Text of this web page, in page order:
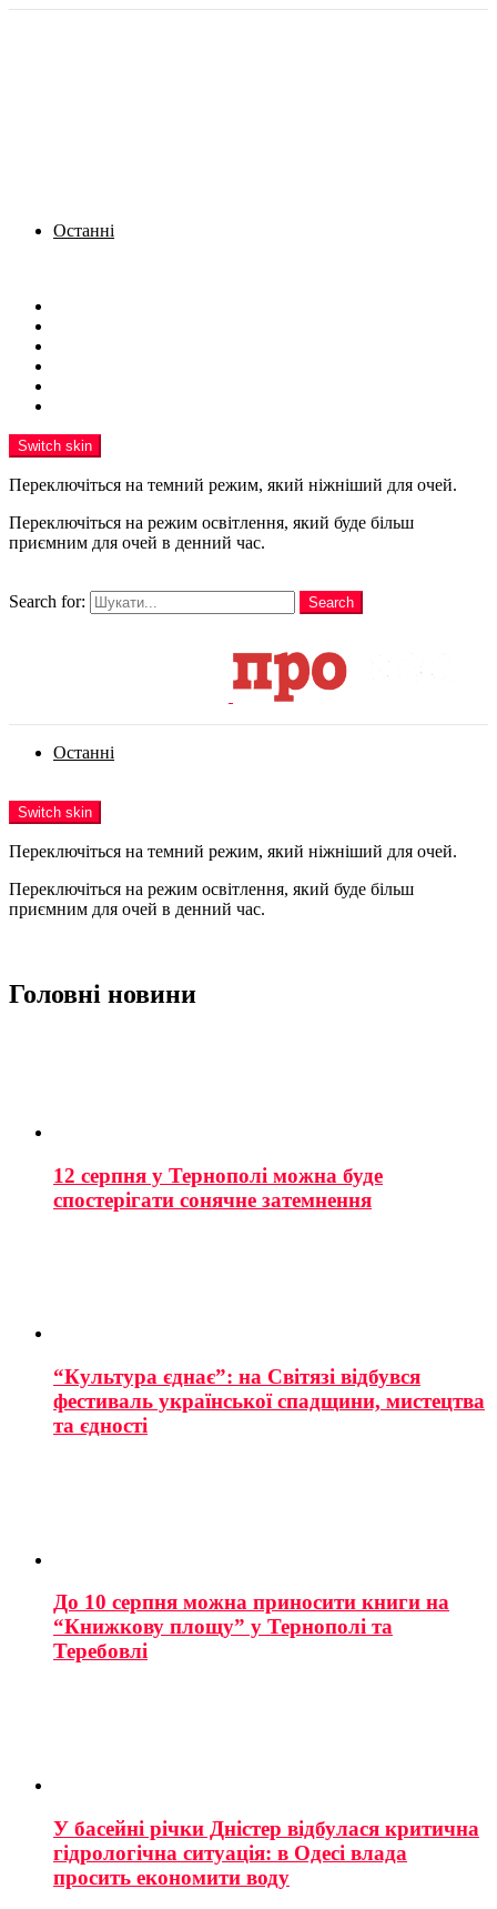
Останні
Switch skin
Переключіться на темний режим, який ніжніший для очей.
Переключіться на режим освітлення, який буде більш
приємним для очей в денний час.
Search for:
Search
Останні
Switch skin
Переключіться на темний режим, який ніжніший для очей.
Переключіться на режим освітлення, який буде більш
приємним для очей в денний час.
Головні новини
12 серпня у Тернополі можна буде
спостерігати сонячне затемнення
“Культура єднає”: на Світязі відбувся
фестиваль української спадщини, мистецтва
та єдності
До 10 серпня можна приносити книги на
“Книжкову площу” у Тернополі та
Теребовлі
У басейні річки Дністер відбулася критична
гідрологічна ситуація: в Одесі влада
просить економити воду